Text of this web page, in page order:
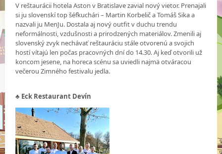
V reštaurácii hotela Aston v Bratislave zavial nový vietor. Prenajali
si ju slovenskí top šéfkuchári – Martin Korbelič a Tomáš Sika a
nazvali ju MenJu. Dostala aj nový outfit v duchu trendu
neformálnosti, vzdušnosti a prirodzených materiálov. Zmenili aj
slovenský zvyk nechávať reštauráciu stále otvorenú a svojich
hostí vítajú len počas pracovných dní do 14.30. Aj keď otvorili už
koncom jesene, na horeca scénu sa uviedli najmä otváracou
večerou Zimného festivalu jedla.
♣ Eck Restaurant Devín